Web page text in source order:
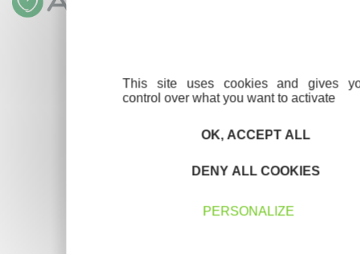
MEMBRE DE
This site uses cookies and gives
control over what you want to activate
OK, ACCEPT ALL
DENY ALL COOKIES
PERSONALIZE